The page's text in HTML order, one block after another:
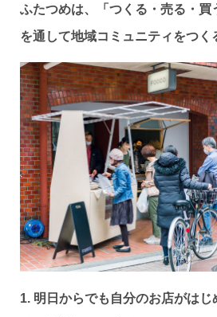
ふたつめは、「つくる・売る・買
を通して地域コミュニティをつく
1. 明日からでも自分のお店がはじ